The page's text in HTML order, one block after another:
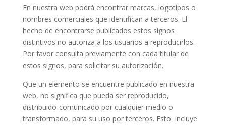
En nuestra web podrá encontrar marcas, logotipos o
nombres comerciales que identifican a terceros. El
hecho de encontrarse publicados estos signos
distintivos no autoriza a los usuarios a reproducirlos.
Por favor consulta previamente con cada titular de
estos signos, para solicitar su autorización.
Que un elemento se encuentre publicado en nuestra
web, no significa que pueda ser reproducido,
distribuido-comunicado por cualquier medio o
transformado, para su uso por terceros. Esto incluye